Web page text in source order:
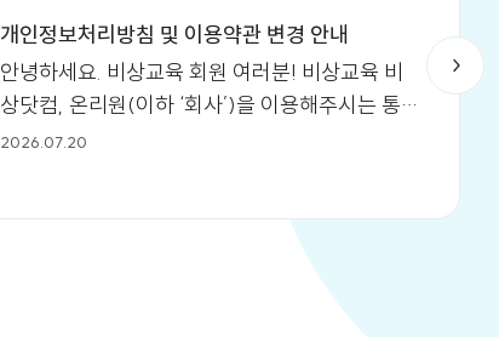
개인정보처리방침 및 이용약관 변경 안내
안녕하세요. 비상교육 회원 여러분! 비상교육 비
상닷컴, 온리원(이하 ‘회사’)을 이용해주시는 통합
회원 여러분께 진심으로 감사드리며, 개인정보처
2026.07.20